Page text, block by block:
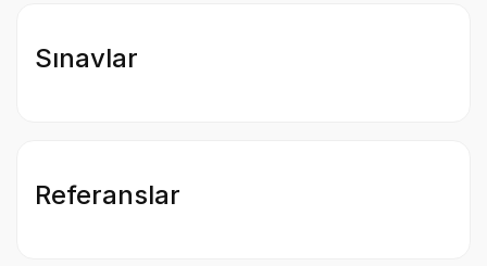
Sınavlar
Referanslar